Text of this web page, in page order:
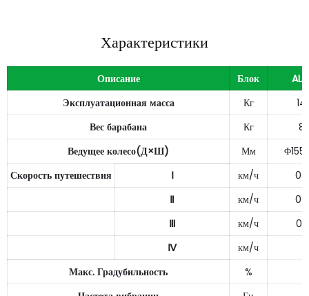
Характеристики
Описание Блок
Эксплуатационная масса
Кг
Вес барабана
Кг
Ведущее колесо(Д×Ш)
Мм
Скорость путешествия
Ⅰ км/ч
0
Ⅱ
км/ч
0
Ⅲ
км/ч
0
Ⅳ
км/ч
Макс. Градубильность
%